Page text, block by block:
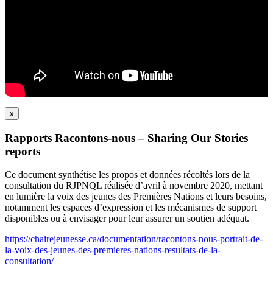
x
Rapports Racontons-nous – Sharing Our Stories
reports
Ce document synthétise les propos et données récoltés lors de la
consultation du RJPNQL réalisée d’avril à novembre 2020, mettant
en lumière la voix des jeunes des Premières Nations et leurs besoins,
notamment les espaces d’expression et les mécanismes de support
disponibles ou à envisager pour leur assurer un soutien adéquat.
https://chairejeunesse.ca/documentation/racontons-nous-portrait-de-
la-voix-des-jeunes-des-premieres-nations-resultats-de-la-
consultation/